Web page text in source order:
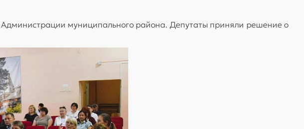
муниципального района. Депутаты приняли решение о